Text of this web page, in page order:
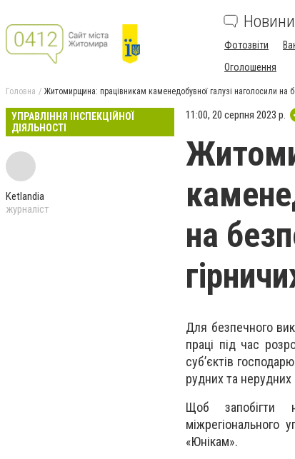
Новини
Фотозвіти
Оголошення
Головна Житомирщина: працівникам каменедобувної галузі наголосили на
УПРАВЛІННЯ ІНСПЕКЦІЙНОЇ
ДІЯЛЬНОСТІ
Ketlandia
журналіст
11:00, 20 серпня 2023 р.
на
Для безпечного
праці під час
суб’єктів
рудних та
Щоб запобігти
міжрегіонального
«Юнікам».